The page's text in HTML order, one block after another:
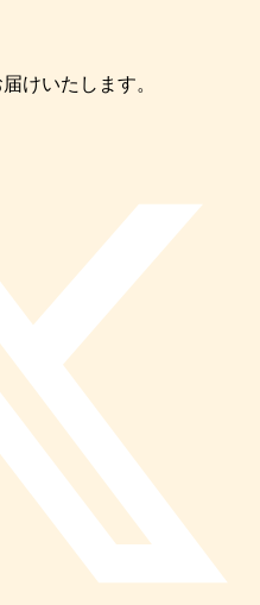
けいたします。